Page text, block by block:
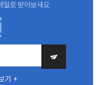
일로 받아보세요
기 +